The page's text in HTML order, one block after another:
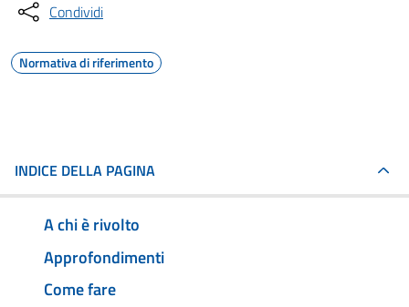
Condividi
Normativa di riferimento
INDICE DELLA PAGINA
A chi è rivolto
Approfondimenti
Come fare